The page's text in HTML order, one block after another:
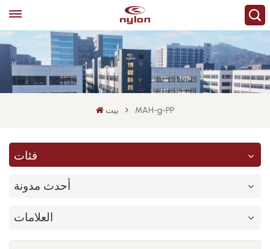
بيت MAH-g-PP
فئات
أحدث مدونة
العلامات